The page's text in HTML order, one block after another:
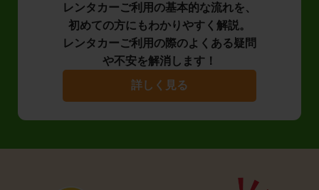
レンタカーご利用の基本的な流れを、
初めての方にもわかりやすく解説。
レンタカーご利用の際のよくある疑問
や不安を解消します！
詳しく見る